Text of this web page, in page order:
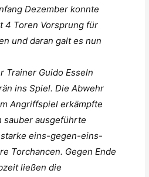
Dezember konnte
4 Toren Vorsprung für
und daran galt es nun
Trainer Guido Esseln
ins Spiel. Die Abwehr
Angriffspiel erkämpfte
sauber ausgeführte
eins-gegen-eins-
Torchancen. Gegen Ende
ließen die